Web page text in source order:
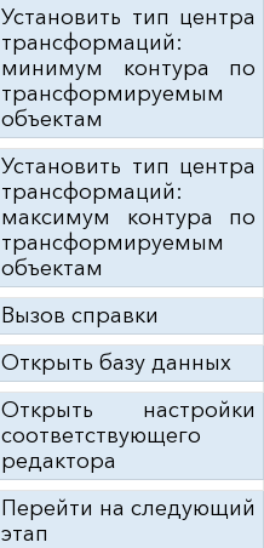
Установить тип центра
трансформаций:
минимум контура по
трансформируемым
объектам
Установить тип центра
трансформаций:
максимум контура по
трансформируемым
объектам
Вызов справки
Открыть базу данных
Открыть настройки
соответствующего
редактора
Перейти на следующий
этап